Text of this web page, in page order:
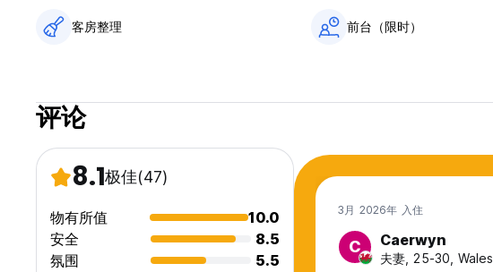
客房整理 前台（限时）
评论
8.1极佳(47)
物有所值
10.0
安全
8.5
氛围
5.5
3月 2026年 入住
C Caerwyn
夫妻, 25-30, Wales